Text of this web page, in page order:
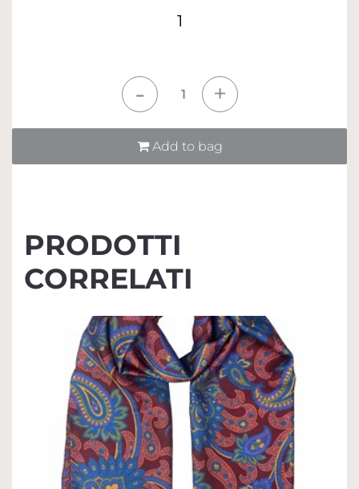
1
Add to bag
PRODOTTI
CORRELATI